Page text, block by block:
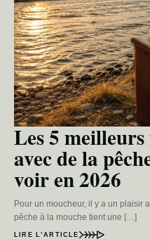
Les 5
avec de la
voir en 2026
Pour un moucheur, il y a un plaisir
pêche à la mouche tient une […]
LIRE L’ARTICLE